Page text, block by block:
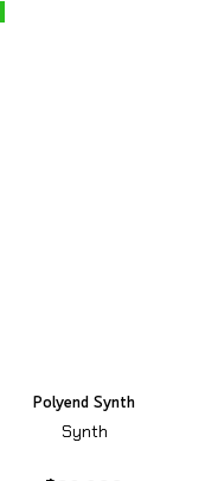
Polyend Synth
Synth